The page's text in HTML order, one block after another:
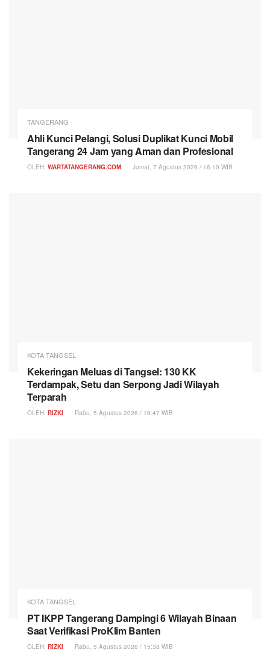
TANGERANG
Ahli Kunci Pelangi, Solusi Duplikat Kunci Mobil
Tangerang 24 Jam yang Aman dan Profesional
OLEH: WARTATANGERANG.COM Jumat, 7 Agustus 2026 / 16:10 WIB
KOTA TANGSEL
Kekeringan Meluas di Tangsel: 130 KK
Terdampak, Setu dan Serpong Jadi Wilayah
Terparah
OLEH: RIZKI Rabu, 5 Agustus 2026 / 19:47 WIB
KOTA TANGSEL
PT IKPP Tangerang Dampingi 6 Wilayah Binaan
Saat Verifikasi ProKlim Banten
OLEH: RIZKI Rabu, 5 Agustus 2026 / 15:38 WIB